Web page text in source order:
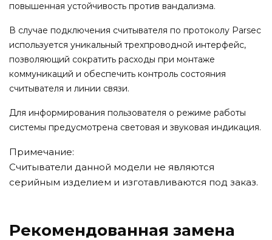
повышенная устойчивость против вандализма.
В случае подключения считывателя по протоколу Parsec
используется уникальный трехпроводной интерфейс,
позволяющий сократить расходы при монтаже
коммуникаций и обеспечить контроль состояния
считывателя и линии связи.
Для информирования пользователя о режиме работы
системы предусмотрена световая и звуковая индикация.
Примечание:
Считыватели данной модели не являются
серийным изделием и изготавливаются под заказ.
Рекомендованная замена